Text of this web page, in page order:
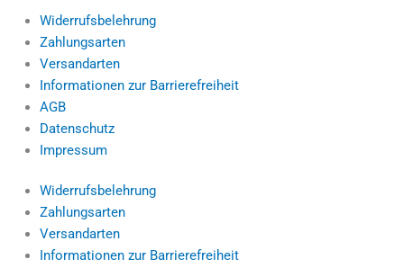
Widerrufsbelehrung
Zahlungsarten
Versandarten
Informationen zur Barrierefreiheit
AGB
Datenschutz
Impressum
Widerrufsbelehrung
Zahlungsarten
Versandarten
Informationen zur Barrierefreiheit